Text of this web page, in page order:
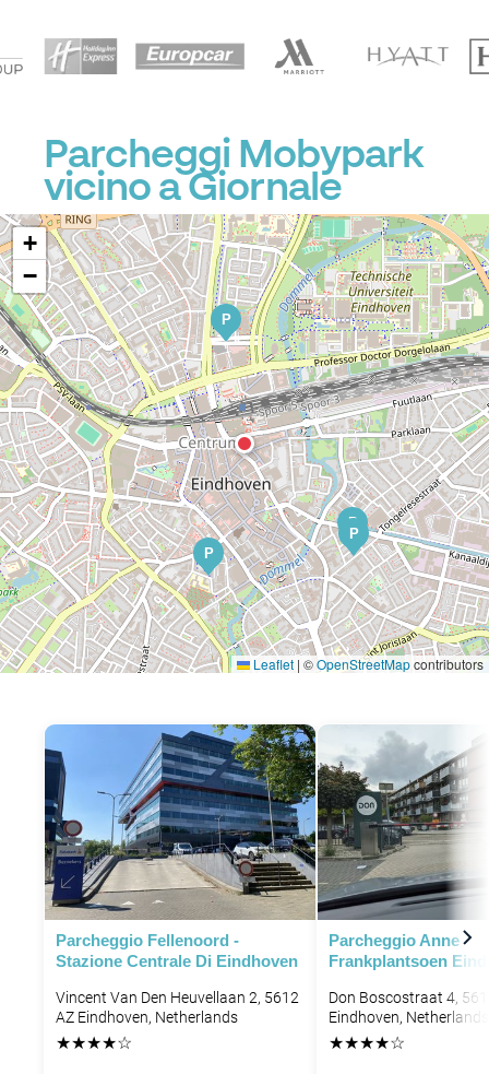
Parcheggi Mobypark
vicino a Giornale
P
P
P
P
+
−
Leaflet | ©OpenStreetMapcontributors
Parcheggio Fellenoord -
Stazione Centrale Di Eindhoven
Vincent Van Den Heuvellaan 2, 5612
AZ Eindhoven, Netherlands
★★★★☆
Parcheggio Anne
Frankplantsoen
Don Boscostraat 4,
Eindhoven, Netherlands
★★★★☆